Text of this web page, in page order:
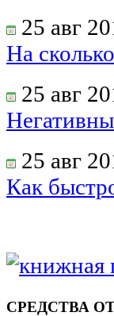
25 авг
На
25 авг
25 авг
Как
СРЕДСТВА